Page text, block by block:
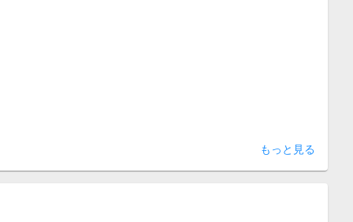
もっと見る